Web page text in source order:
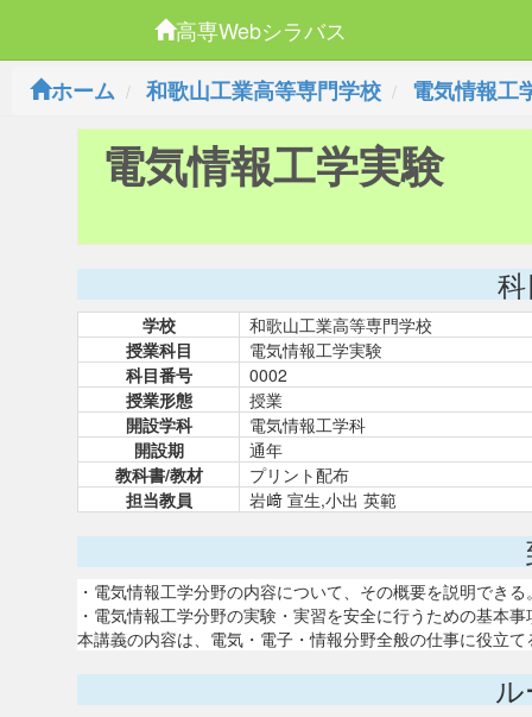
高専Webシラバス
ホーム
和歌山工業高等専門学校 電気情報工
電気情報工学実験
学校
和歌山工業高等専門学校
授業科目
電気情報工学実験
科目番号
0002
授業形態
授業
開設学科
電気情報工学科
開設期
通年
教科書/教材
プリント配布
担当教員
岩﨑 宣生,小出 英範
・電気情報工学分野の内容について、その概要を説明できる
・電気情報工学分野の実験・実習を安全に行うための基本
本講義の内容は、電気・電子・情報分野全般の仕事に役立